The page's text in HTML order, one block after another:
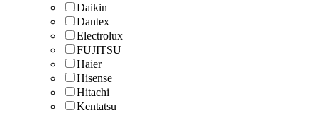
Daikin
Dantex
Electrolux
FUJITSU
Haier
Hisense
Hitachi
Kentatsu